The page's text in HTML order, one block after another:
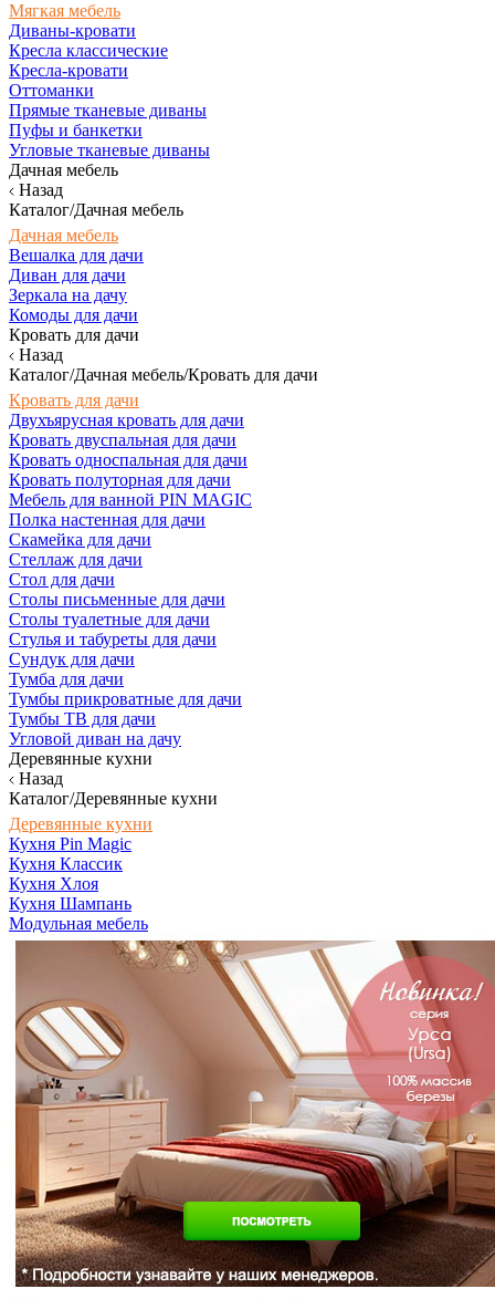
Мягкая мебель
Диваны-кровати
Кресла классические
Кресла-кровати
Оттоманки
Прямые тканевые диваны
Пуфы и банкетки
Угловые тканевые диваны
Дачная мебель
Назад
Каталог/Дачная мебель
Дачная мебель
Вешалка для дачи
Диван для дачи
Зеркала на дачу
Комоды для дачи
Кровать для дачи
Назад
Каталог/Дачная мебель/Кровать для дачи
Кровать для дачи
Двухъярусная кровать для дачи
Кровать двуспальная для дачи
Кровать односпальная для дачи
Кровать полуторная для дачи
Мебель для ванной PIN MAGIC
Полка настенная для дачи
Скамейка для дачи
Стеллаж для дачи
Стол для дачи
Столы письменные для дачи
Столы туалетные для дачи
Стулья и табуреты для дачи
Сундук для дачи
Тумба для дачи
Тумбы прикроватные для дачи
Тумбы ТВ для дачи
Угловой диван на дачу
Деревянные кухни
Назад
Каталог/Деревянные кухни
Деревянные кухни
Кухня Pin Magic
Кухня Классик
Кухня Хлоя
Кухня Шампань
Модульная мебель